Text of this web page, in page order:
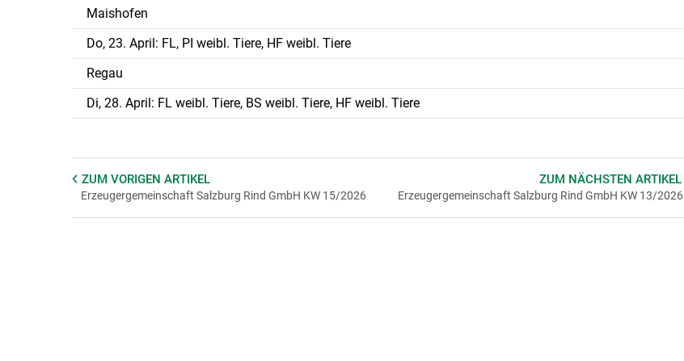
Maishofen
Do, 23. April: FL, PI weibl. Tiere, HF weibl. Tiere
Regau
Di, 28. April: FL weibl. Tiere, BS weibl. Tiere, HF weibl. Tiere
ZUM VORIGEN ARTIKEL
Erzeugergemeinschaft Salzburg Rind GmbH KW 15/2026
ZUM NÄCHSTENARTIKEL
Erzeugergemeinschaft Salzburg Rind GmbH KW 13/2026